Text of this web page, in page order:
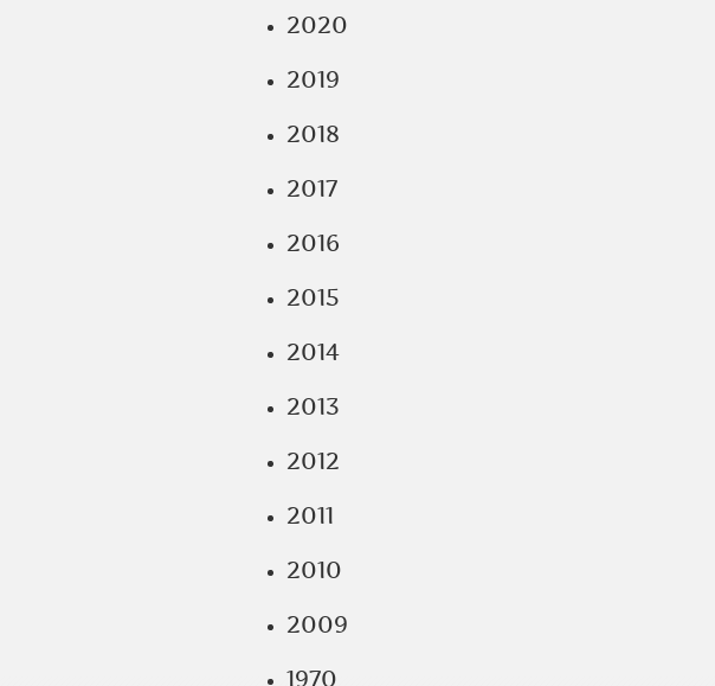
2020
2019
2018
2017
2016
2015
2014
2013
2012
2011
2010
2009
1970